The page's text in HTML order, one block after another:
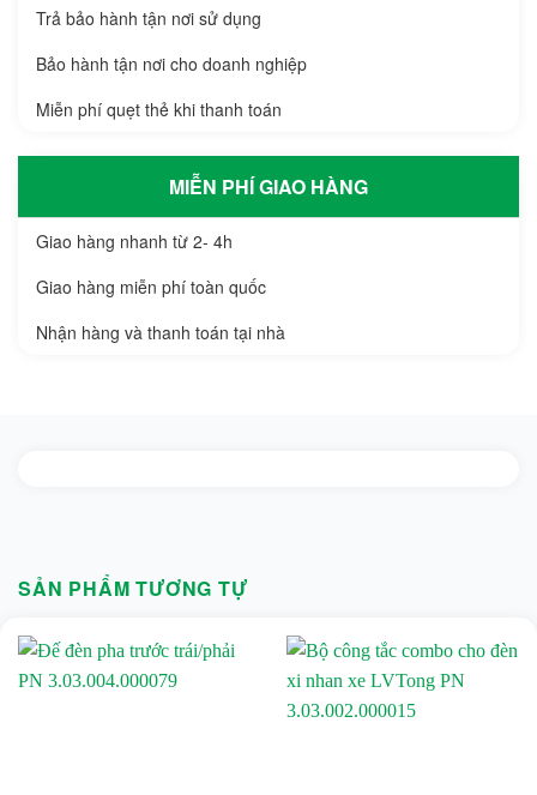
Trả bảo hành tận nơi sử dụng
Bảo hành tận nơi cho doanh nghiệp
Miễn phí quẹt thẻ khi thanh toán
MIỄN PHÍ GIAO HÀNG
Giao hàng nhanh từ 2- 4h
Giao hàng miễn phí toàn quốc
Nhận hàng và thanh toán tại nhà
SẢN PHẨM TƯƠNG TỰ